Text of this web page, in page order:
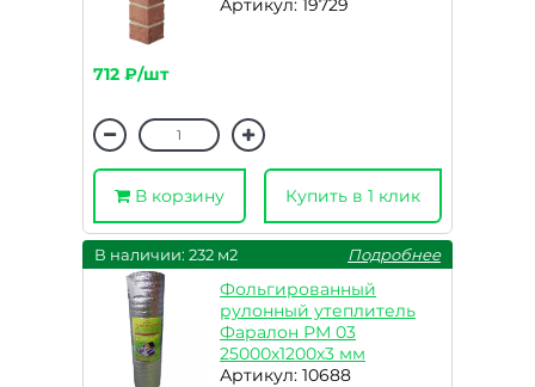
Артикул: 19729
712 ₽/шт
В корзину Купить в 1 клик
В наличии: 232 м2 Подробнее
Фольгированный
рулонный утеплитель
Фаралон РМ 03
25000х1200х3 мм
Артикул: 10688